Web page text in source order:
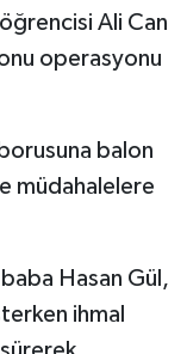
Ali Can
operasyonu
balon
müdahalelere
Hasan Gül,
ihmal